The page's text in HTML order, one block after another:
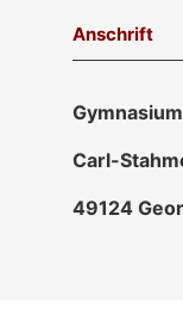
Anschrift
Carl-
49124